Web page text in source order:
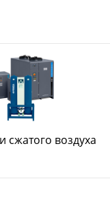
сжатого воздуха